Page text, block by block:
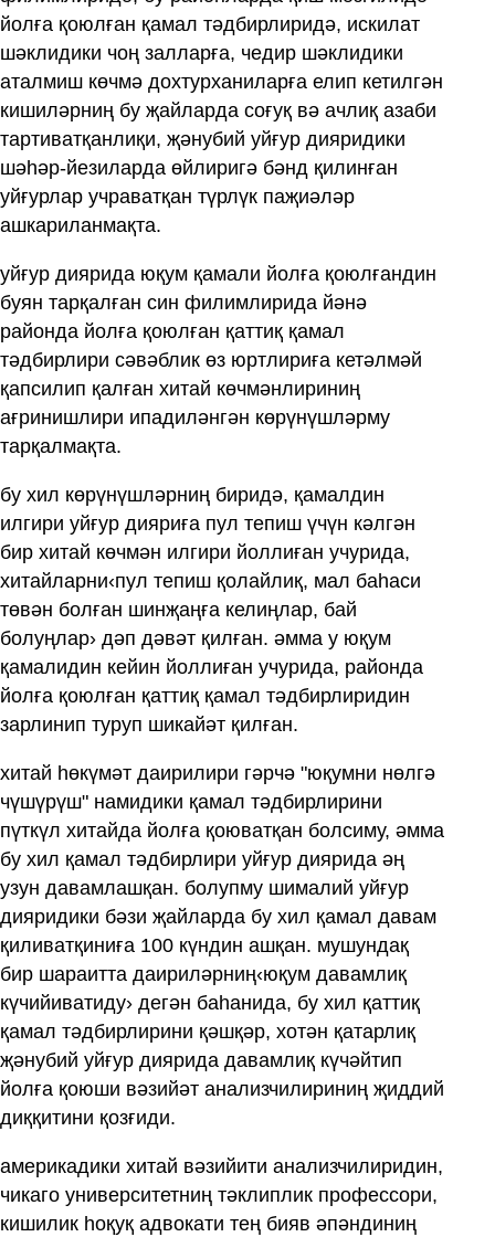
йолға қоюлған қамал тәдбирлиридә, искилат
шәклидики чоң залларға, чедир шәклидики
аталмиш көчмә дохтурханиларға елип кетилгән
кишиләрниң бу җайларда соғуқ вә ачлиқ азаби
тартиватқанлиқи, җәнубий уйғур дияридики
шәһәр-йезиларда өйлиригә бәнд қилинған
уйғурлар учраватқан түрлүк паҗиәләр
ашкариланмақта.
уйғур диярида юқум қамали йолға қоюлғандин
буян тарқалған син филимлирида йәнә
районда йолға қоюлған қаттиқ қамал
тәдбирлири сәвәблик өз юртлириға кетәлмәй
қапсилип қалған хитай көчмәнлириниң
ағринишлири ипадиләнгән көрүнүшләрму
тарқалмақта.
бу хил көрүнүшләрниң биридә, қамалдин
илгири уйғур дияриға пул тепиш үчүн кәлгән
бир хитай көчмән илгири йоллиған учурида,
хитайларни‹пул тепиш қолайлиқ, мал баһаси
төвән болған шинҗаңға келиңлар, бай
болуңлар› дәп дәвәт қилған. әмма у юқум
қамалидин кейин йоллиған учурида, районда
йолға қоюлған қаттиқ қамал тәдбирлиридин
зарлинип туруп шикайәт қилған.
хитай һөкүмәт даирилири гәрчә "юқумни нөлгә
чүшүрүш" намидики қамал тәдбирлирини
пүткүл хитайда йолға қоюватқан болсиму, әмма
бу хил қамал тәдбирлири уйғур диярида әң
узун давамлашқан. болупму шималий уйғур
дияридики бәзи җайларда бу хил қамал давам
қиливатқиниға 100 күндин ашқан. мушундақ
бир шараитта даириләрниң‹юқум давамлиқ
күчийиватиду› дегән баһанида, бу хил қаттиқ
қамал тәдбирлирини қәшқәр, хотән қатарлиқ
җәнубий уйғур диярида давамлиқ күчәйтип
йолға қоюши вәзийәт анализчилириниң җиддий
диққитини қозғиди.
америкадики хитай вәзийити анализчилиридин,
чикаго университетниң тәклиплик профессори,
кишилик һоқуқ адвокати тең бияв әпәндиниң